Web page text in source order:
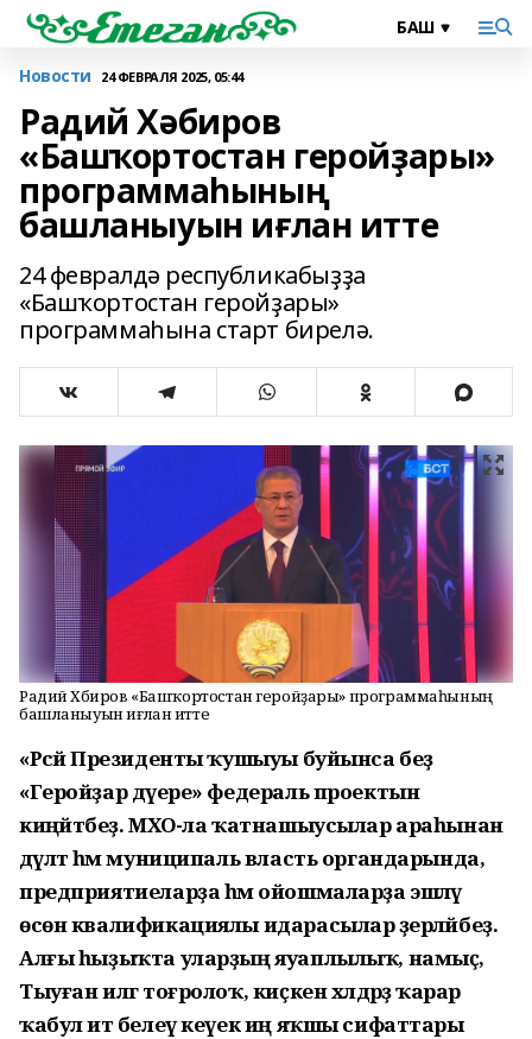
Новости 24 ФЕВРАЛЯ 2025, 05:44
Радий Хәбиров
«Башҡортостан геройҙары»
программаһының
башланыуын иғлан итте
24 февралдә республикабыҙҙа
«Башҡортостан геройҙары»
программаһына старт бирелә.
Радий Хәбиров «Башҡортостан геройҙары» программаһының
башланыуын иғлан итте
«Рәсәй Президенты ҡушыуы буйынса беҙ
«Геройҙар дәүере» федераль проектын
киңәйтәбеҙ. МХО-ла ҡатнашыусылар араһынан
дәүләт һәм муниципаль власть органдарында,
предприятиеларҙа һәм ойошмаларҙа эшләү
өсөн квалификациялы идарасылар әҙерләйбеҙ.
Алғы һыҙыҡта уларҙың яуаплылыҡ, намыҫ,
Тыуған илгә тоғролоҡ, киҫкен хәлдәрҙә ҡарар
ҡабул итә белеү кеүек иң яҡшы сифаттары